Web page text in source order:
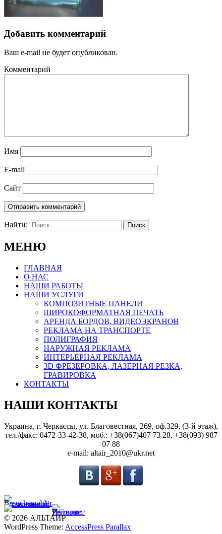
Добавить комментарий
Ваш e-mail не будет опубликован.
Комментарий
Имя
E-mail
Сайт
Найти:
МЕНЮ
ГЛАВНАЯ
О НАС
НАШИ РАБОТЫ
НАШИ УСЛУГИ
КОМПОЗИТНЫЕ ПАНЕЛИ
ШИРОКОФОРМАТНАЯ ПЕЧАТЬ
АРЕНДА БОРДОВ, ВИДЕОЭКРАНОВ
РЕКЛАМА НА ТРАНСПОРТЕ
ПОЛИГРАФИЯ
НАРУЖНАЯ РЕКЛАМА
ИНТЕРЬЕРНАЯ РЕКЛАМА
3D ФРЕЗЕРОВКА, ЛАЗЕРНАЯ РЕЗКА,
ГРАВИРОВКА
КОНТАКТЫ
НАШИ КОНТАКТЫ
Украина, г. Черкассы, ул. Благовестная, 269, оф.329, (3-й этаж),
тел./факс: 0472-33-42-38, моб.: +38(067)407 73 28, +38(093) 987
07 88
e-mail: altair_2010@ukr.net
© 2026 АЛЬТАИР
WordPress Theme: AccessPress Parallax